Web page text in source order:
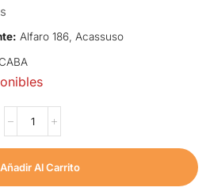
Alfaro 186, Acassuso
Añadir Al Carrito